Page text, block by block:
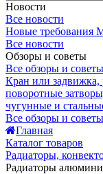
Новости
Все новости
Новые требования
Все новости
Обзоры и советы
Все обзоры и советы
Кран или
поворотные
чугунные и
Все обзоры и советы
Главная
Каталог товаров
Радиаторы,
Радиаторы